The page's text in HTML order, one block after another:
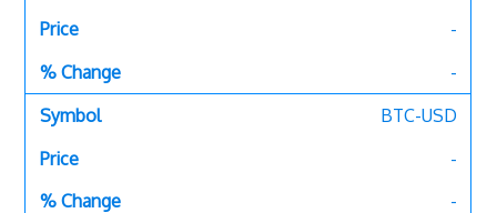
-
-
BTC-USD
-
-